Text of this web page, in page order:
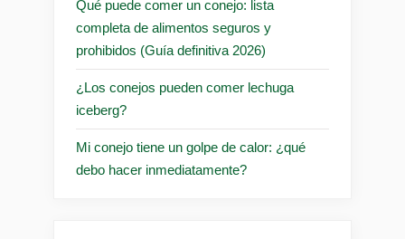
Qué puede comer un conejo: lista
completa de alimentos seguros y
prohibidos (Guía definitiva 2026)
¿Los conejos pueden comer lechuga
iceberg?
Mi conejo tiene un golpe de calor: ¿qué
debo hacer inmediatamente?